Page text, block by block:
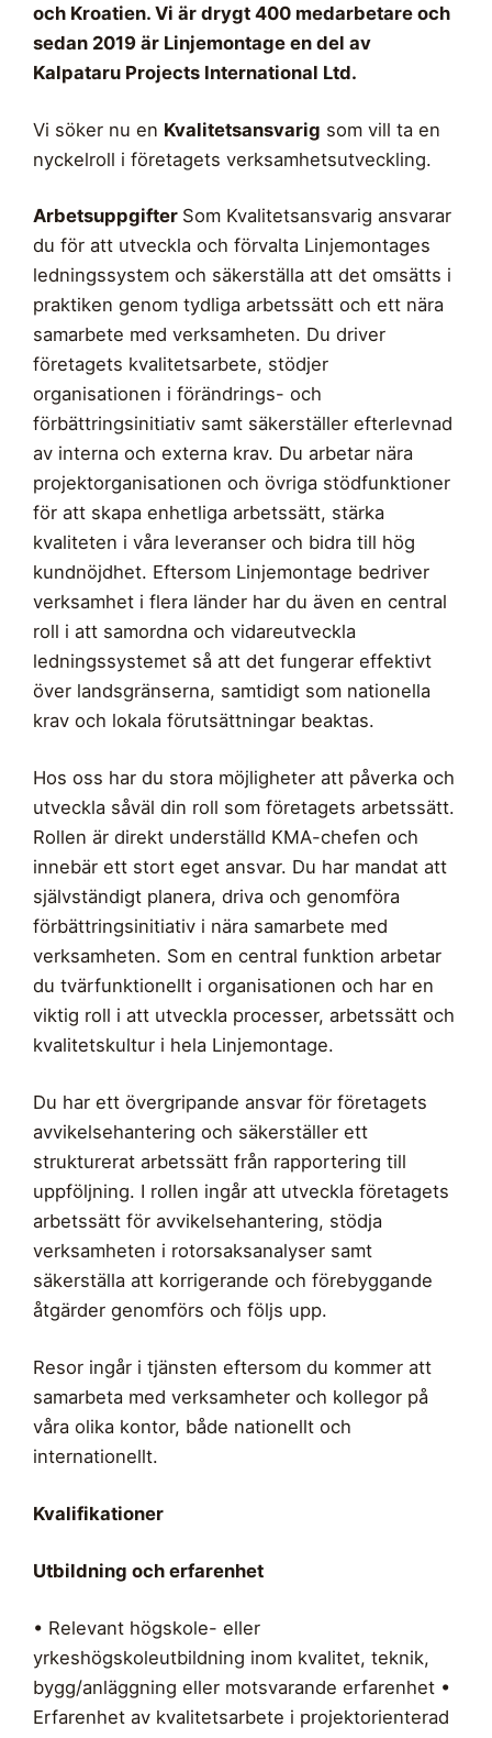
och Kroatien. Vi är drygt 400 medarbetare och
sedan 2019 är Linjemontage en del av
Kalpataru Projects International Ltd.
Vi söker nu en Kvalitetsansvarig som vill ta en
nyckelroll i företagets verksamhetsutveckling.
Arbetsuppgifter Som Kvalitetsansvarig ansvarar
du för att utveckla och förvalta Linjemontages
ledningssystem och säkerställa att det omsätts i
praktiken genom tydliga arbetssätt och ett nära
samarbete med verksamheten. Du driver
företagets kvalitetsarbete, stödjer
organisationen i förändrings- och
förbättringsinitiativ samt säkerställer efterlevnad
av interna och externa krav. Du arbetar nära
projektorganisationen och övriga stödfunktioner
för att skapa enhetliga arbetssätt, stärka
kvaliteten i våra leveranser och bidra till hög
kundnöjdhet. Eftersom Linjemontage bedriver
verksamhet i flera länder har du även en central
roll i att samordna och vidareutveckla
ledningssystemet så att det fungerar effektivt
över landsgränserna, samtidigt som nationella
krav och lokala förutsättningar beaktas.
Hos oss har du stora möjligheter att påverka och
utveckla såväl din roll som företagets arbetssätt.
Rollen är direkt underställd KMA-chefen och
innebär ett stort eget ansvar. Du har mandat att
självständigt planera, driva och genomföra
förbättringsinitiativ i nära samarbete med
verksamheten. Som en central funktion arbetar
du tvärfunktionellt i organisationen och har en
viktig roll i att utveckla processer, arbetssätt och
kvalitetskultur i hela Linjemontage.
Du har ett övergripande ansvar för företagets
avvikelsehantering och säkerställer ett
strukturerat arbetssätt från rapportering till
uppföljning. I rollen ingår att utveckla företagets
arbetssätt för avvikelsehantering, stödja
verksamheten i rotorsaksanalyser samt
säkerställa att korrigerande och förebyggande
åtgärder genomförs och följs upp.
Resor ingår i tjänsten eftersom du kommer att
samarbeta med verksamheter och kollegor på
våra olika kontor, både nationellt och
internationellt.
Kvalifikationer
Utbildning och erfarenhet
• Relevant högskole- eller
yrkeshögskoleutbildning inom kvalitet, teknik,
bygg/anläggning eller motsvarande erfarenhet •
Erfarenhet av kvalitetsarbete i projektorienterad